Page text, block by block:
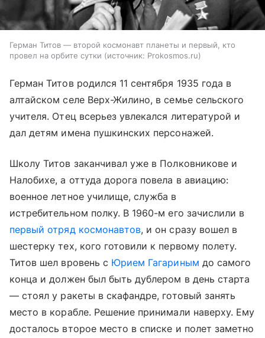
Герман Титов — второй космонавт планеты и первый, кто
провел на орбите сутки
источник: Prokosmos.ru
Герман Титов родился 11 сентября 1935 года в
алтайском селе Верх-Жилино, в семье сельского
учителя. Отец всерьез увлекался литературой и
дал детям имена пушкинских персонажей.
Школу Титов заканчивал уже в Полковникове и
Налобихе, а оттуда дорога повела в авиацию:
военное летное училище, служба в
истребительном полку. В 1960-м его зачислили в
первый отряд космонавтов, и он сразу вошел в
шестерку тех, кого готовили к первому полету.
Титов шел вровень с Юрием Гагариным до самого
конца и должен был быть дублером в день старта
— стоял у ракеты в скафандре, готовый занять
место в корабле. Решение принимали наверху. Ему
досталось второе место в списке и полет заметно